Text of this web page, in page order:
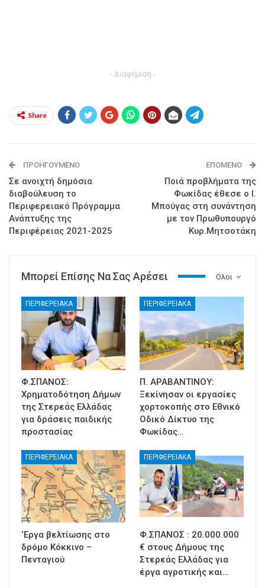
- Διαφήμιση -
Share
ΠΡΟΗΓΟΎΜΕΝΟ
Σε ανοιχτή δημόσια
διαβούλευση το
Περιφερειακό Πρόγραμμα
Ανάπτυξης της
Περιφέρειας 2021-2025
ΕΠΌΜΕΝΟ
Ποιά προβλήματα της
Φωκίδας έθεσε ο Ι.
Μπούγας στη συνάντηση
με τον Πρωθυπουργό
Κυρ.Μητσοτάκη
Ολοι
Μπορεί Επίσης Να Σας Αρέσει
ΠΕΡΙΦΕΡΕΙΑΚΑ
Φ.ΣΠΑΝΟΣ:
Χρηματοδότηση Δήμων
της Στερεάς Ελλάδας
για δράσεις παιδικής
προστασίας
ΠΕΡΙΦΕΡΕΙΑΚΑ
Π. ΑΡΑΒΑΝΤΙΝΟΥ:
Ξεκίνησαν οι εργασίες
χορτοκοπής στο Εθνικό
Οδικό Δίκτυο της
Φωκίδας…
ΠΕΡΙΦΕΡΕΙΑΚΑ
‘Εργα βελτίωσης στο
δρόμο Κόκκινο –
Πενταγιού
ΠΕΡΙΦΕΡΕΙΑΚΑ
Φ.ΣΠΑΝΟΣ : 20.000.000
€ στους Δήμους της
Στερεάς Ελλάδας για
έργα αγροτικής και…